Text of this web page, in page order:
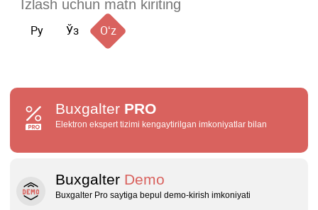
Ру Ўз Oʻz
Buxgalter PRO
Elektron ekspert tizimi kengaytirilgan imkoniyatlar bilan
Buxgalter Demo
Buxgalter Pro saytiga bepul demo‑kirish imkoniyati